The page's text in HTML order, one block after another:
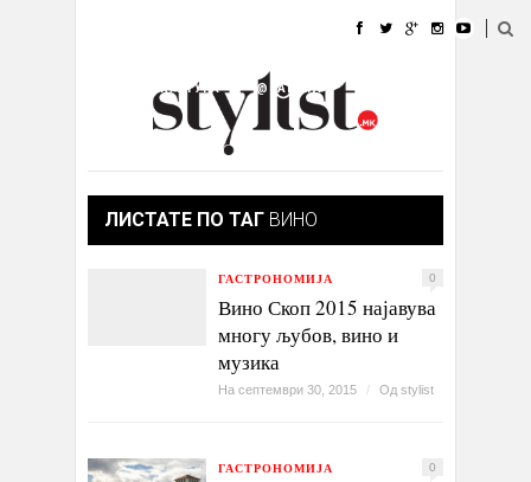
УБАВИНА
КУЛТУРА @РАБОТА
ИЗЛОГ
ЛИСТАТЕ ПО ТАГ ВИНО
ГАСТРОНОМИЈА 0
Вино Скоп 2015 најавува
многу љубов, вино и
музика
На септември 30, 2015 / Од stylist
ГАСТРОНОМИЈА 0